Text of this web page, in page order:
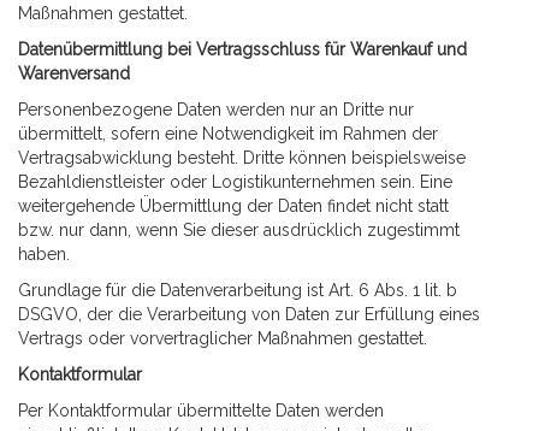
Maßnahmen gestattet.
Datenübermittlung bei Vertragsschluss für Warenkauf und
Warenversand
Personenbezogene Daten werden nur an Dritte nur
übermittelt, sofern eine Notwendigkeit im Rahmen der
Vertragsabwicklung besteht. Dritte können beispielsweise
Bezahldienstleister oder Logistikunternehmen sein. Eine
weitergehende Übermittlung der Daten findet nicht statt
bzw. nur dann, wenn Sie dieser ausdrücklich zugestimmt
haben.
Grundlage für die Datenverarbeitung ist Art. 6 Abs. 1 lit. b
DSGVO, der die Verarbeitung von Daten zur Erfüllung eines
Vertrags oder vorvertraglicher Maßnahmen gestattet.
Kontaktformular
Per Kontaktformular übermittelte Daten werden